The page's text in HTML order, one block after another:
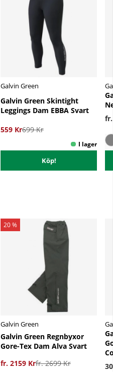
Galvin Green
Galvin Green Skintight
Leggings Dam EBBA Svart
559 Kr699 Kr
Köp!
20 %
Galvin Green
Galvin Green Regnbyxor
Gore-Tex Dam Alva Svart
fr. 2159 Krfr. 2699 Kr